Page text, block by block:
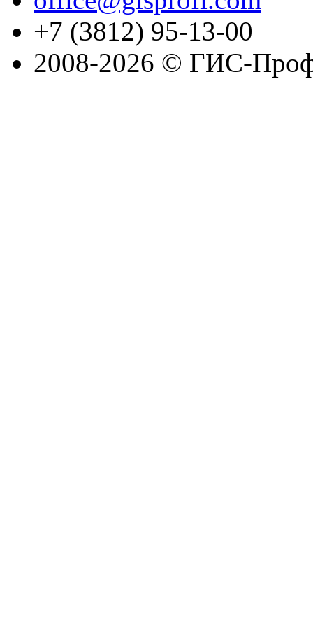
+7 (3812) 95-13-00
2008-2026 © ГИС-